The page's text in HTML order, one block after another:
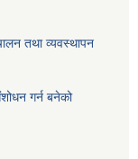
तथा व्यवस्थापन
गर्न बनेको